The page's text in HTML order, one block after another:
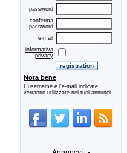
password
conferma
password
e-mail
informativa
privacy
Nota bene
L'username e l'e-mail indicate
verranno utilizzate nei tuoi annunci.